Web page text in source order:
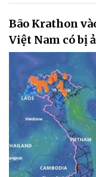
Bão Krathon
Việt Nam có bị